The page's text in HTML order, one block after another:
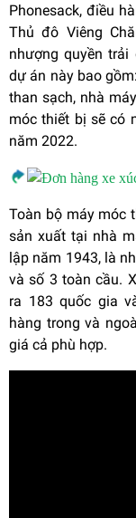
Phonesack, điều
Thủ đô Viêng
nhượng quyền trải
dự án này bao
than sạch, nhà
móc thiết bị sẽ có
năm 2022.
Toàn bộ máy móc
sản xuất tại nhà
lập năm 1943, là
và số 3 toàn cầu.
ra 183 quốc gia
hàng trong và
giá cả phù hợp.